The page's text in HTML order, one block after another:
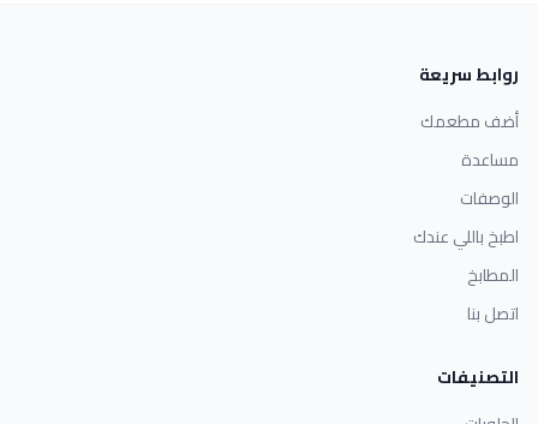
روابط سريعة
أضف مطعمك
مساعدة
الوصفات
اطبخ باللي عندك
المطابخ
اتصل بنا
التصنيفات